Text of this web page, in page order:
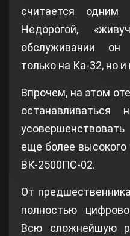
считается
Недорогой,
обслуживании он
только на Ка-32, но
Впрочем, на этом
еще более высокого
ВК-2500ПС-02.
От
полностью
Всю сложнейшую